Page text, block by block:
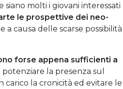
molti i giovani interessati
le prospettive dei neo-
a causa delle scarse possibilità
forse appena sufficienti a
la presenza sul
la cronicità ed evitare le